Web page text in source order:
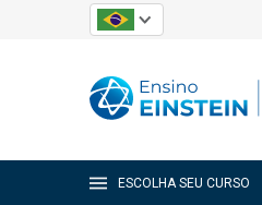
ESCOLHA SEU CURSO